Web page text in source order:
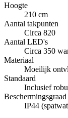
Hoogte
210 cm
Aantal takpunten
Circa 820
Aantal LED's
Circa 350
Materiaal
Moeilijk
Standaard
Inclusief
Beschermingsgraad
IP44